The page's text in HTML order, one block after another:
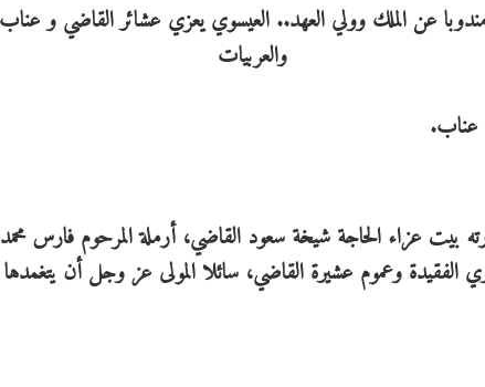
عناب.
بيت عزاء الحاجة شيخة سعود القاضي، أرملة المرحوم فارس محمد
الفقيدة وعموم عشيرة القاضي، سائلا المولى عز وجل أن يتغمدها